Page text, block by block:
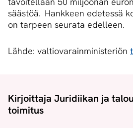
säästöä. Hankkeen edetessä
on tarpeen seurata edelleen.
Lähde: valtiovarainministeriön
Kirjoittaja Juridiikan ja
toimitus